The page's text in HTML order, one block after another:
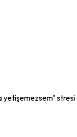
yetişemezsem"